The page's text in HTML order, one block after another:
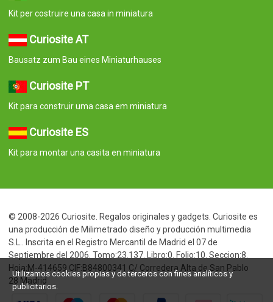
Kit per costruire una casa in miniatura
Curiosite AT
Bausatz zum Bau eines Miniaturhauses
Curiosite PT
Kit para construir uma casa em miniatura
Curiosite ES
Kit para montar una casita en miniatura
© 2008-2026 Curiosite. Regalos originales y gadgets. Curiosite es
una producción de Milimetrado diseño y producción multimedia
S.L.. Inscrita en el Registro Mercantil de Madrid el 07 de
Septiembre del 2006. Tomo:23.137. Libro:0. Folio:10. Seccion:8.
Hoja:M-414659 CIF:B84800341 C/ Corredera Alta de San Pablo
28 Madrid
Utilizamos cookies propias y de terceros con fines analíticos y
publicitarios.